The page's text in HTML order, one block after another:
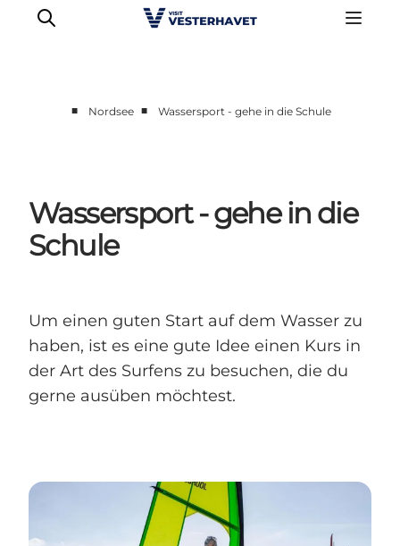
Unsere Städte
Essen & Übernachtung
Tickets kaufen
■ Nordsee ■ Wassersport - gehe in die Schule
Wassersport - gehe in die
Schule
Um einen guten Start auf dem Wasser zu
haben, ist es eine gute Idee einen Kurs in
der Art des Surfens zu besuchen, die du
gerne ausüben möchtest.